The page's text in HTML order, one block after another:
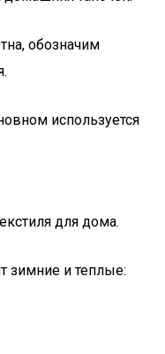
обозначим
используется
для дома.
зимние и теплые: